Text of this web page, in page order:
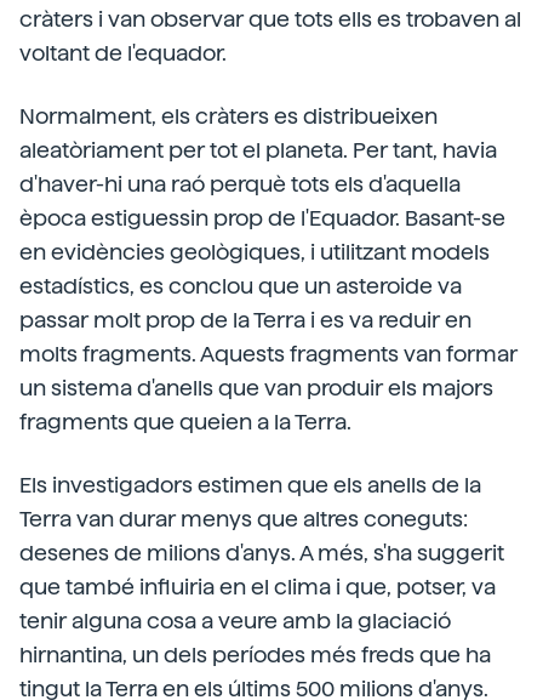
cràters i van observar que tots ells es trobaven al
voltant de l'equador.
Normalment, els cràters es distribueixen
aleatòriament per tot el planeta. Per tant, havia
d'haver-hi una raó perquè tots els d'aquella
època estiguessin prop de l'Equador. Basant-se
en evidències geològiques, i utilitzant models
estadístics, es conclou que un asteroide va
passar molt prop de la Terra i es va reduir en
molts fragments. Aquests fragments van formar
un sistema d'anells que van produir els majors
fragments que queien a la Terra.
Els investigadors estimen que els anells de la
Terra van durar menys que altres coneguts:
desenes de milions d'anys. A més, s'ha suggerit
que també influiria en el clima i que, potser, va
tenir alguna cosa a veure amb la glaciació
hirnantina, un dels períodes més freds que ha
tingut la Terra en els últims 500 milions d'anys.